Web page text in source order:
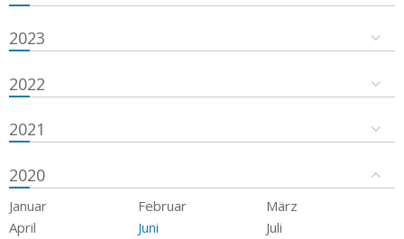
2023
2022
2021
2020
Januar Februar
März
April
Juni
Juli